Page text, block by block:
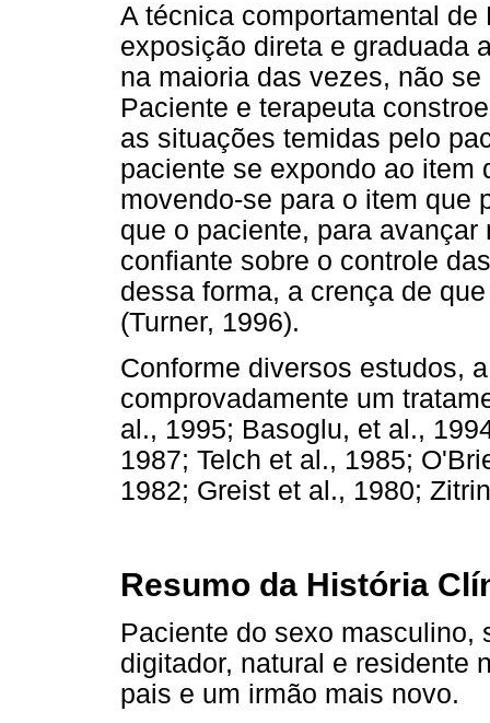
A técnica comportamental
exposição direta e graduada
na maioria das vezes, não
Paciente e terapeuta
as situações temidas pelo
paciente se expondo ao item
movendo-se para o item que
que o paciente, para
confiante sobre o controle
dessa forma, a crença de
(Turner, 1996).
Conforme diversos estudos,
comprovadamente um
al., 1995; Basoglu, et al.,
1987; Telch et al., 1985;
1982; Greist et al., 1980;
Resumo da História
Paciente do sexo masculino,
digitador, natural e residente
pais e um irmão mais novo.